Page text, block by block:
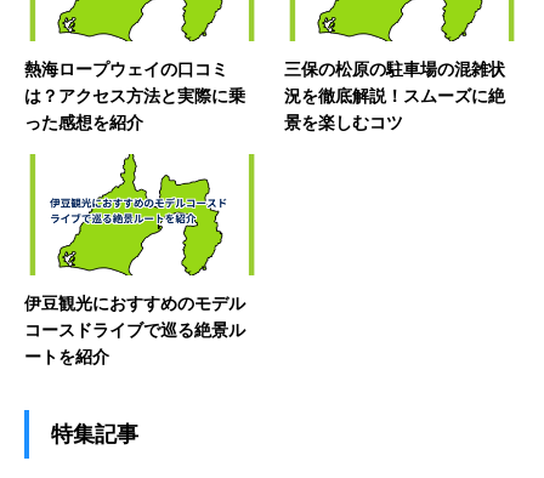
熱海ロープウェイの口コミ
は？アクセス方法と実際に乗
った感想を紹介
三保の松原の駐車場の混雑状
況を徹底解説！スムーズに絶
景を楽しむコツ
伊豆観光におすすめのモデル
コースドライブで巡る絶景ル
ートを紹介
特集記事